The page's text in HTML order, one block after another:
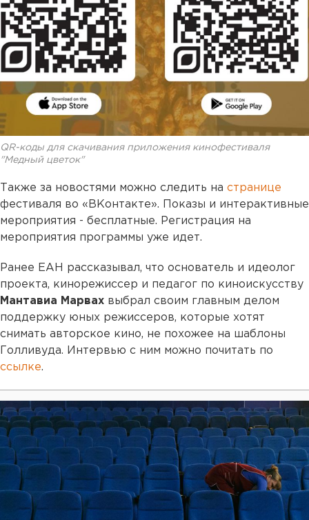
QR-коды для скачивания приложения кинофестиваля
"Медный цветок"
Также за новостями можно следить на странице
фестиваля во «ВКонтакте». Показы и интерактивные
мероприятия - бесплатные. Регистрация на
мероприятия программы уже идет.
Ранее ЕАН рассказывал, что основатель и идеолог
проекта, кинорежиссер и педагог по киноискусству
Мантавиа Марвах выбрал своим главным делом
поддержку юных режиссеров, которые хотят
снимать авторское кино, не похожее на шаблоны
Голливуда. Интервью с ним можно почитать по
ссылке.